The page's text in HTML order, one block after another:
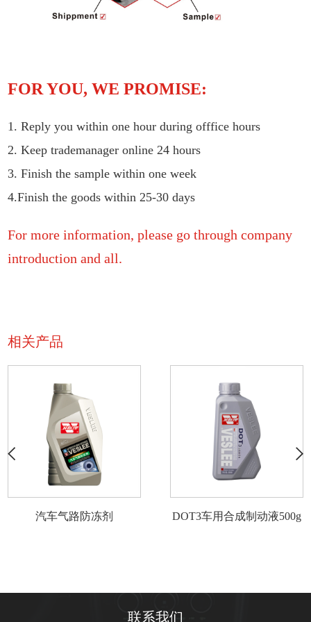
FOR YOU, WE PROMISE:
1. Reply you within one hour during offfice hours
2. Keep trademanager online 24 hours
3. Finish the sample within one week
4.Finish the goods within 25-30 days
For more information, please go through company
introduction and all.
相关产品
汽车气路防冻剂 DOT3车用合成制动液500g
联系我们